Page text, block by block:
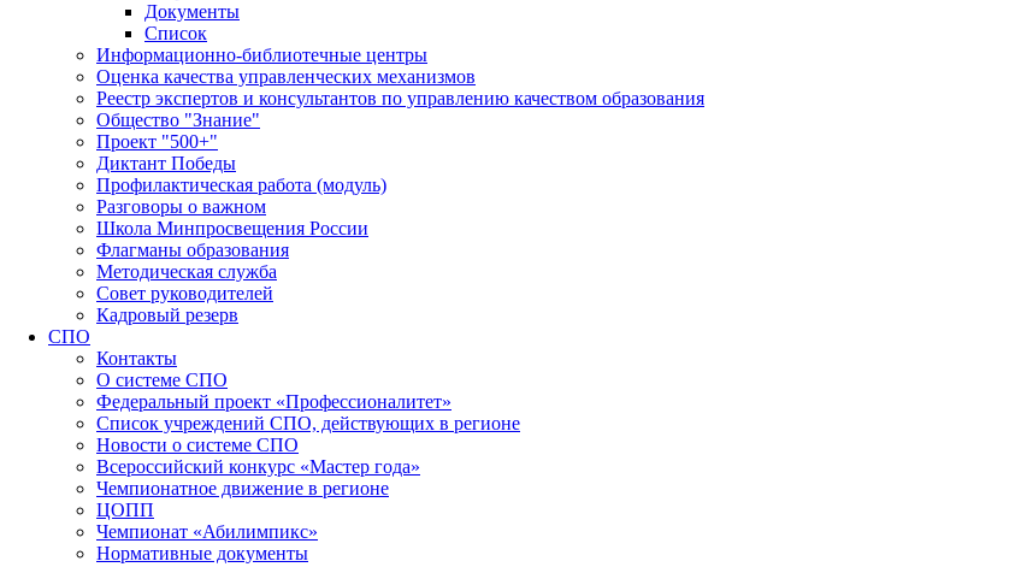
Документы
Список
Информационно-библиотечные центры
Оценка качества управленческих механизмов
Реестр экспертов и консультантов по управлению качеством образования
Общество "Знание"
Проект "500+"
Диктант Победы
Профилактическая работа (модуль)
Разговоры о важном
Школа Минпросвещения России
Флагманы образования
Методическая служба
Совет руководителей
Кадровый резерв
СПО
Контакты
О системе СПО
Федеральный проект «Профессионалитет»
Список учреждений СПО, действующих в регионе
Новости о системе СПО
Всероссийский конкурс «Мастер года»
Чемпионатное движение в регионе
ЦОПП
Чемпионат «Абилимпикс»
Нормативные документы